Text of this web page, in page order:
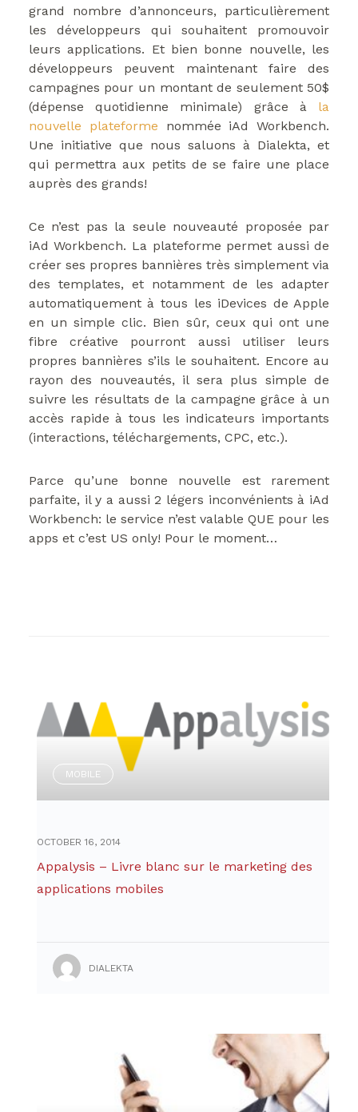
grand nombre d’annonceurs, particulièrement
les développeurs qui souhaitent promouvoir
leurs applications. Et bien bonne nouvelle, les
développeurs peuvent maintenant faire des
campagnes pour un montant de seulement 50$
(dépense quotidienne minimale) grâce à la
nouvelle plateforme nommée iAd Workbench.
Une initiative que nous saluons à Dialekta, et
qui permettra aux petits de se faire une place
auprès des grands!
Ce n’est pas la seule nouveauté proposée par
iAd Workbench. La plateforme permet aussi de
créer ses propres bannières très simplement via
des templates, et notamment de les adapter
automatiquement à tous les iDevices de Apple
en un simple clic. Bien sûr, ceux qui ont une
fibre créative pourront aussi utiliser leurs
propres bannières s’ils le souhaitent. Encore au
rayon des nouveautés, il sera plus simple de
suivre les résultats de la campagne grâce à un
accès rapide à tous les indicateurs importants
(interactions, téléchargements, CPC, etc.).
Parce qu’une bonne nouvelle est rarement
parfaite, il y a aussi 2 légers inconvénients à iAd
Workbench: le service n’est valable QUE pour les
apps et c’est US only! Pour le moment…
MOBILE
OCTOBER 16, 2014
Appalysis – Livre blanc sur le marketing des
applications mobiles
DIALEKTA